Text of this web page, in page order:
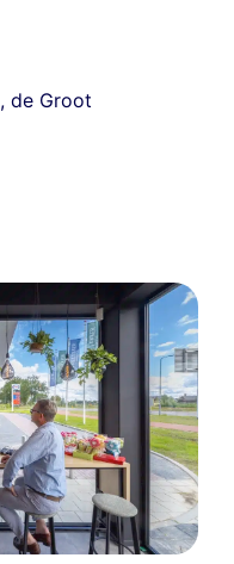
,de Groot